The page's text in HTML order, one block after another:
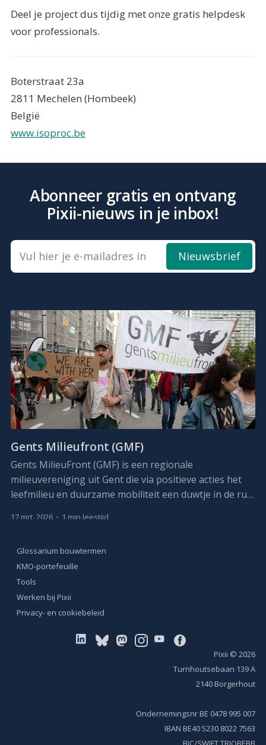
Deel je project dus tijdig met onze gratis helpdesk
voor professionals.
Boterstraat 23a
2811 Mechelen (Hombeek)
België
www.isoproc.be
Abonneer gratis en ontvang
Pixii-nieuws in je inbox!
Vul hier je e-mailadres in Nieuwsbrief
Gents Milieufront (GMF)
Gents MilieuFront (GMF) is een regionale
milieuvereniging uit Gent die via positieve acties het
leefmilieu en duurzame mobiliteit een duwtje in de rug
17 mrt. 2026 • 1 min leestijd
Glossarium bouwtermen
KMO-portefeuille
Tools
Werken bij Pixii
Privacy- en cookiebeleid
Pixii © 2026
Turnhoutsebaan 139 A
2140 Borgerhout
Ondernemingsnr BE 0478 995 007
IBAN BE40 5230 8022 7563